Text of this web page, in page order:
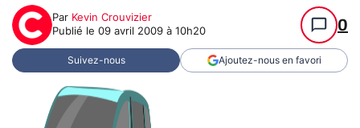
Par Kevin Crouvizier
Publié le 09 avril 2009 à 10h20 0
Suivez-nous Ajoutez-nous en favori